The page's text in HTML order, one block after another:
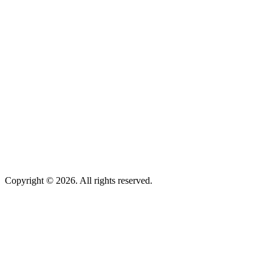
Copyright © 2026. All rights reserved.